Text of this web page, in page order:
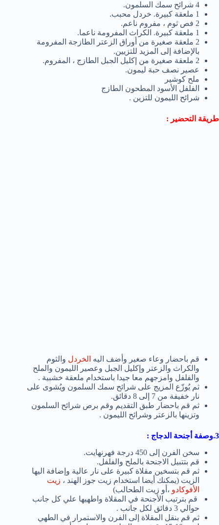
4 شرائح سمك السلمون.
1 ملعقة كبيرة. خردل محبب.
2 فص ثوم ، مفروم ناعم.
1 ملعقة كبيرة. الكراث المفرومة ناعما.
2 ملعقة صغيرة من أوراق الزعتر الطازجة المفرومة
بالإضافة إلى المزيد للتزيين.
2 ملعقة صغيرة من إكليل الجبل الطازج ، المفروم.
عصير نصف حبة ليمون.
ملح كوشير
الفلفل الأسود المطحون الطازج
شرائح الليمون للتزين .
طريقة التحضير :
قم باحضار وعاء صغير وأضف اليه الخردل والثوم
والكراث والزعتر وإكليل الجبل وعصير الليمون والملح
والفلفل وامزجهم معا جيدا باستخدام ملعقة خشبية .
ثم يُوزّع المزيج على شرائح سمك السلمون ويُشوى على
نار خفيفة من 7 إلى 8 دقائق.
ثم قم باحضار طبق التقديم وقم برص شرائح السلمون
وتزينها بالزعتر وشرائح الليمون .
3.وصفة
أجنحة الدجاج :
سخن الفرن إلى 450 درجة فهرنهايت.
قم بتتبيل الاجنحة بالملح والفلفل.
ثم قم بتسخين مقلاة كبيرة على نار عالية وإضافة اليها
الزيت (يمكنك أيضا استخدام زيت جوز الهند ، زيت
الأفوكادو ،أو زيت الطحالب)
قم بترتيب الأجنحة في المقلاة واطهيها علي كل جانب
حوالي 3 دقائق لكل جانب .
ثم قم بنقل المقلاة إلى الفرن والاستمرار في الطهي